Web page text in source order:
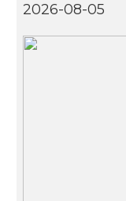
2026-08-05